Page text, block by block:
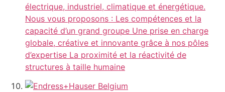
électrique, industriel, climatique et énergétique.
Nous vous proposons : Les compétences et la
capacité d’un grand groupe Une prise en charge
globale, créative et innovante grâce à nos pôles
d’expertise La proximité et la réactivité de
structures à taille humaine